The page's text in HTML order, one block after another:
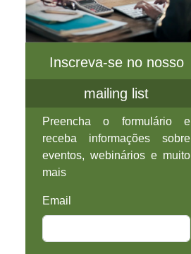
Inscreva-se no nosso
mailing list
Preencha o formulário e
receba informações sobre
eventos, webinários e muito
mais
Email